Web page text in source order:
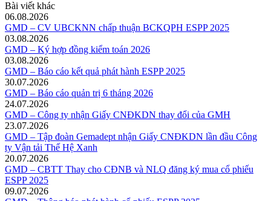
Bài viết khác
06.08.2026
GMD – CV UBCKNN chấp thuận BCKQPH ESPP 2025
03.08.2026
GMD – Ký hợp đồng kiểm toán 2026
03.08.2026
GMD – Báo cáo kết quả phát hành ESPP 2025
30.07.2026
GMD – Báo cáo quản trị 6 tháng 2026
24.07.2026
GMD – Công ty nhận Giấy CNĐKDN thay đổi của GMH
23.07.2026
GMD – Tập đoàn Gemadept nhận Giấy CNĐKDN lần đầu Công
ty Vận tải Thế Hệ Xanh
20.07.2026
GMD – CBTT Thay cho CĐNB và NLQ đăng ký mua cổ phiếu
ESPP 2025
09.07.2026